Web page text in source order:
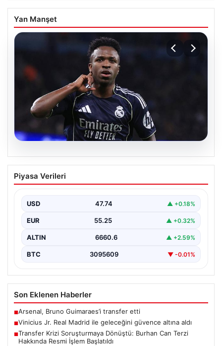
Yan Manşet
07.08.2026
Vinicius Jr. Real Madrid ile geleceğini
güvence altına aldı
Vinicius Junior için beklenen karar açıklandı. Real
Madrid,…
Piyasa Verileri
USD 47.74 ▲ +0.18%
EUR 55.25 ▲ +0.32%
ALTIN 6660.6 ▲ +2.59%
BTC 3095609 ▼ -0.01%
Son Eklenen Haberler
■Arsenal, Bruno Guimaraes’i transfer etti
■Vinicius Jr. Real Madrid ile geleceğini güvence altına aldı
■Transfer Krizi Soruşturmaya Dönüştü: Burhan Can Terzi
Hakkında Resmi İşlem Başlatıldı